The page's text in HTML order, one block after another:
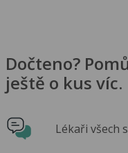
Dočteno?
ještě o kus víc.
Lékaři všech